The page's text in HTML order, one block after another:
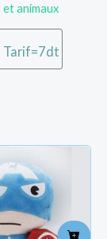
et animaux
Tarif=7dt